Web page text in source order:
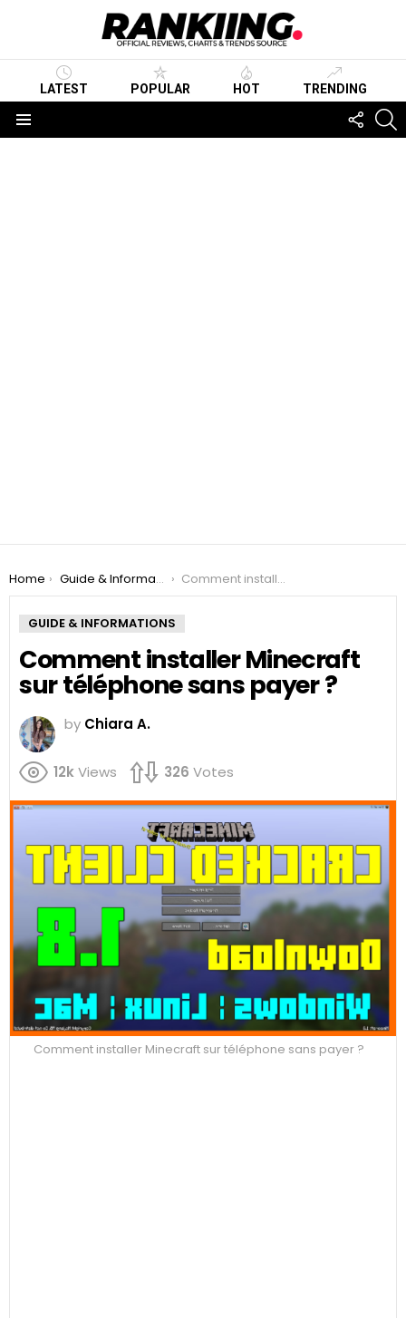
LATEST POPULAR HOT TRENDING
US
You are here:
Home Guide & Informations Comment installer Minecraft sur téléphone sans payer ?
GUIDE & INFORMATIONS
Comment installer Minecraft
sur téléphone sans payer ?
by Chiara A.
12kViews 326 Votes
Comment installer Minecraft sur téléphone sans payer ?